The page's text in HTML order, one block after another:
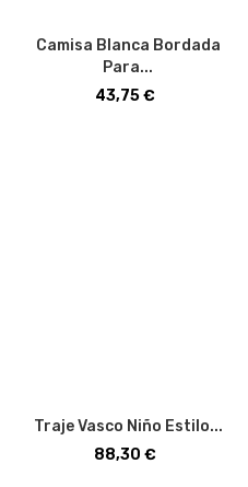
Camisa Blanca Bordada
Para...
Precio
43,75 €
Traje Vasco Niño Estilo...
Precio
88,30 €